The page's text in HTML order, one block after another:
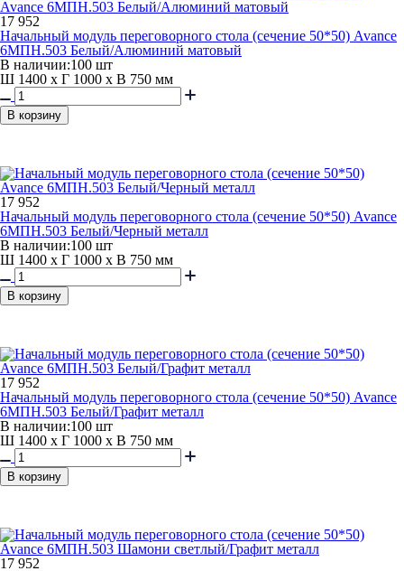
17 952
Начальный модуль переговорного стола (сечение 50*50) Avance
6МПН.503 Белый/Алюминий матовый
В наличии:100 шт
Ш 1400 x Г 1000 x В 750 мм
В корзину
17 952
Начальный модуль переговорного стола (сечение 50*50) Avance
6МПН.503 Белый/Черный металл
В наличии:100 шт
Ш 1400 x Г 1000 x В 750 мм
В корзину
17 952
Начальный модуль переговорного стола (сечение 50*50) Avance
6МПН.503 Белый/Графит металл
В наличии:100 шт
Ш 1400 x Г 1000 x В 750 мм
В корзину
17 952